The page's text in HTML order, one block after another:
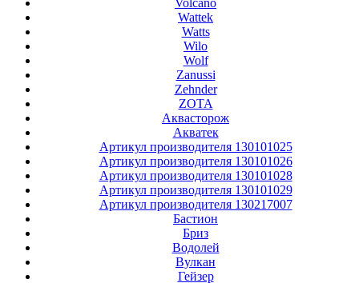
Volcano
Wattek
Watts
Wilo
Wolf
Zanussi
Zehnder
ZOTA
Аквасторож
Акватек
Артикул производителя 130101025
Артикул производителя 130101026
Артикул производителя 130101028
Артикул производителя 130101029
Артикул производителя 130217007
Бастион
Бриз
Водолей
Вулкан
Гейзер